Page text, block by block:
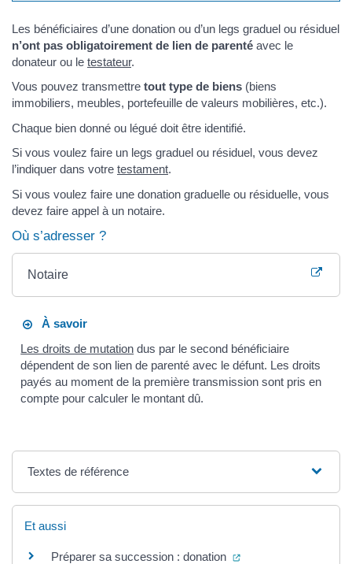
Les bénéficiaires d’une donation ou d’un legs graduel ou résiduel
n’ont pas obligatoirement de lien de parenté avec le
donateur ou le testateur.
Vous pouvez transmettre tout type de biens (biens
immobiliers, meubles, portefeuille de valeurs mobilières, etc.).
Chaque bien donné ou légué doit être identifié.
Si vous voulez faire un legs graduel ou résiduel, vous devez
l’indiquer dans votre testament.
Si vous voulez faire une donation graduelle ou résiduelle, vous
devez faire appel à un notaire.
Où s’adresser ?
Notaire
À savoir
Les droits de mutation dus par le second bénéficiaire
dépendent de son lien de parenté avec le défunt. Les droits
payés au moment de la première transmission sont pris en
compte pour calculer le montant dû.
Textes de référence
Et aussi
Préparer sa succession : donation (ouverture dans un